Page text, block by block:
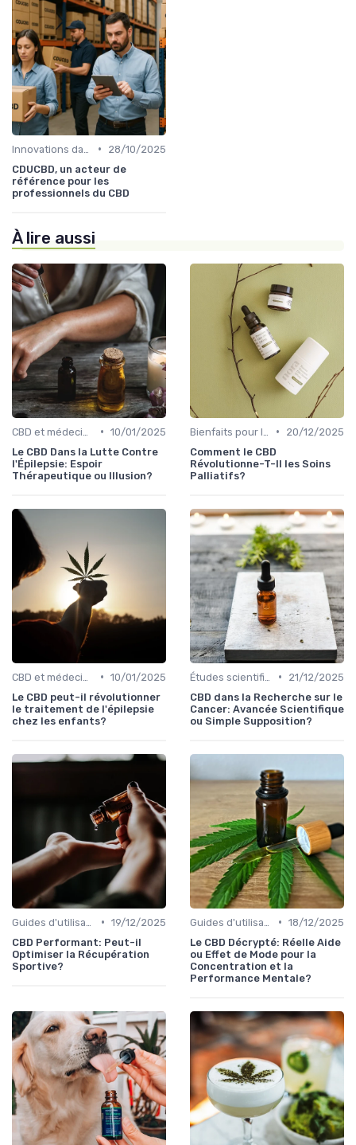
•
28/10/2025
CDUCBD, un acteur de
référence pour les
professionnels du CBD
À lire aussi
• 10/01/2025
Le CBD Dans la Lutte Contre
l'Épilepsie: Espoir
Thérapeutique ou Illusion?
•
20/12/2025
Comment le CBD
Révolutionne-T-Il les Soins
Palliatifs?
• 10/01/2025
Le CBD peut-il révolutionner
le traitement de l'épilepsie
chez les enfants?
•
21/12/2025
CBD dans la Recherche sur le
Cancer: Avancée Scientifique
ou Simple Supposition?
• 19/12/2025
CBD Performant: Peut-il
Optimiser la Récupération
Sportive?
• 18/12/2025
Le CBD Décrypté: Réelle Aide
ou Effet de Mode pour la
Concentration et la
Performance Mentale?